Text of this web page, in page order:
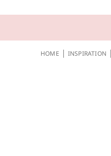
HOME INSPIRATION